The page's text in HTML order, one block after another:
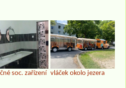
soc. zařízení vláček okolo jezera